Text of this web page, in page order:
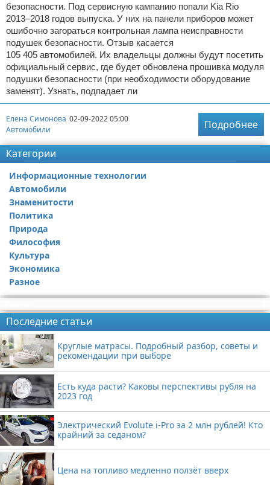
безопасности. Под сервисную кампанию попали Kia Rio
2013–2018 годов выпуска. У них на панели приборов может
ошибочно загораться контрольная лампа неисправности
подушек безопасности. Отзыв касается
105 405 автомобилей. Их владельцы должны будут посетить
официальный сервис, где будет обновлена прошивка модуля
подушки безопасности (при необходимости оборудование
заменят). Узнать, подпадает ли
Елена Симонова 02-09-2022 05:00
Автомобили
Подробнее
Категории
Информационные технологии
Автомобили
Знаменитости
Политика
Природа
Философия
Культура
Экономика
Разное
Последние статьи
Круглые матрасы. Подробный разбор, советы и
рекомендации при выборе
Есть куда расти? Каковы перспективы рубля на
2023 год
Электрический Evolute i-Pro за 2 млн рублей! Кто
крайний за седаном?
Цена на топливо медленно ползёт вверх